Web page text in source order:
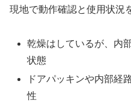
現地で動作確認と使用状況
乾燥はしているが、内
状態
ドアパッキンや内部経
性